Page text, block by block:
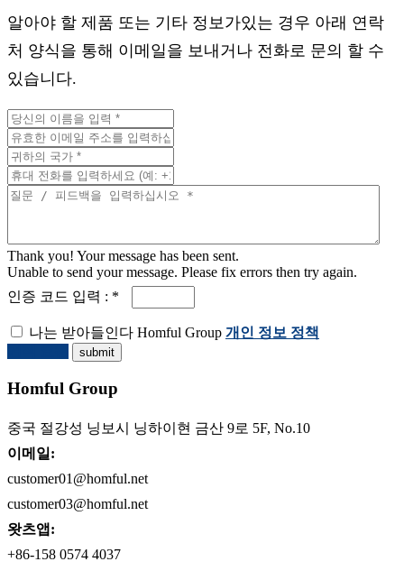
알아야 할 제품 또는 기타 정보가있는 경우 아래 연락
처 양식을 통해 이메일을 보내거나 전화로 문의 할 수
있습니다.
Thank you! Your message has been sent.
Unable to send your message. Please fix errors then try again.
인증 코드 입력 : *
나는 받아들인다 Homful Group 개인 정보 정책
Homful Group
중국 절강성 닝보시 닝하이현 금산 9로 5F, No.10
이메일:
customer01@homful.net
customer03@homful.net
왓츠앱:
+86-158 0574 4037